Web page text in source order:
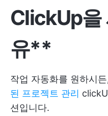
ClickUp을
유**
작업 자동화를 원하시
된 프로젝트 관리
션입니다.